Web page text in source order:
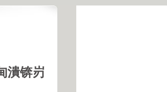
潰锛岃